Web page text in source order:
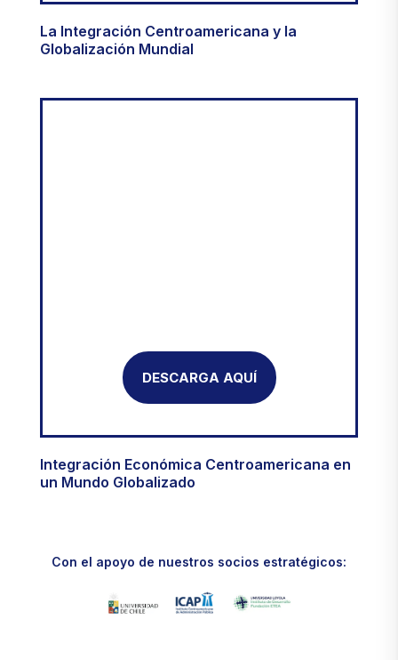
2019
La Integración Centroamericana y la
Globalización Mundial
DESCARGA AQUÍ
Integración Económica Centroamericana en
un Mundo Globalizado
Con el apoyo de nuestros socios estratégicos: